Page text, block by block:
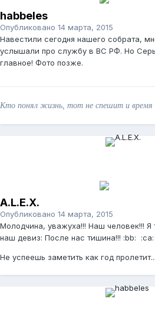
habbeles
Опубликовано 14 марта, 2015
Навестили сегодня нашего собрата,
услышали про службу в ВС РФ. Но
главное! Фото позже.
Кто понял жизнь, тот не спешит и время
A.L.E.X.
Опубликовано 14 марта, 2015
Молодчина, уважуха!!! Наш человек!!!
наш девиз: После нас тишина!!! :bb: :ca:
Не успеешь заметить как год